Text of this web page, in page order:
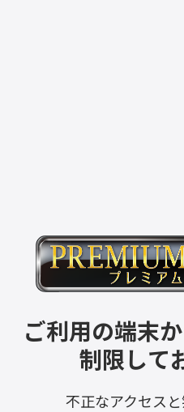
ご利用の端末
制限して
不正なアクセスと